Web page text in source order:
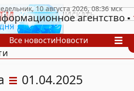
агентство
Все новостиНовости
01.04.2025